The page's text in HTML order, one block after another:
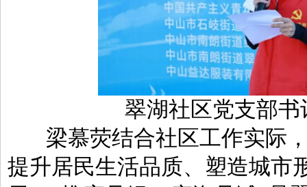
翠湖社区党支部
梁慕荧结合社区工作实际，
提升居民生活品质、塑造城市